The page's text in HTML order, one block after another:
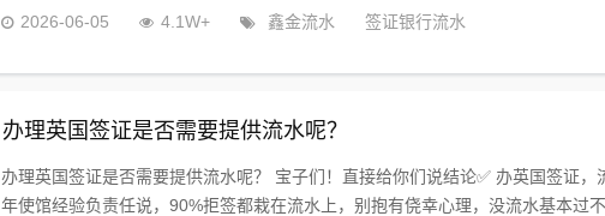
2026-06-05 4.1W+ 鑫金流水
签证银行流水
办理英国签证是否需要提供流水呢？
办理英国签证是否需要提供流水呢？ 宝子们！直接给你们说结论✅ 办英国签证，
年使馆经验负责任说，90%拒签都栽在流水上，别抱有侥幸心理，没流水基本过不